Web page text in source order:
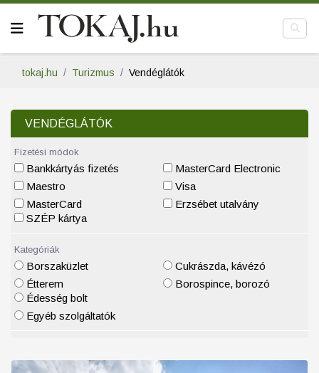
tokaj.hu Turizmus Vendéglátók
VENDÉGLÁTÓK
Fizetési módok
Bankkártyás fizetés
Maestro
MasterCard
MasterCard Electronic
Visa
Erzsébet utalvány
SZÉP kártya
Kategóriák
Borszaküzlet
Étterem
Cukrászda, kávézó
Borospince, borozó
Édesség bolt
Egyéb szolgáltatók